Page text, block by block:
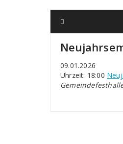
09.01.2026
Uhrzeit: 18:00